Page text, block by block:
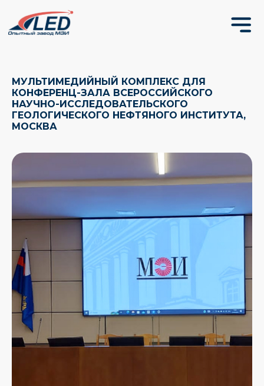
МУЛЬТИМЕДИЙНЫЙ КОМПЛЕКС ДЛЯ
КОНФЕРЕНЦ-ЗАЛА ВСЕРОССИЙСКОГО
НАУЧНО-ИССЛЕДОВАТЕЛЬСКОГО
ГЕОЛОГИЧЕСКОГО НЕФТЯНОГО ИНСТИТУТА,
МОСКВА